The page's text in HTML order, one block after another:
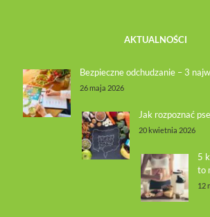
AKTUALNOŚCI
Bezpieczne odchudzanie – 3
26 maja 2026
Jak rozpoznać
20 kwietnia 2026
5
to
12